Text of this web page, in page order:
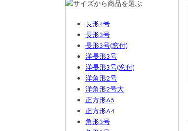
長形4号
長形3号
長形3号(窓付)
洋長形3号
洋長形3号(窓付)
洋角形2号
洋角形2号大
正方形A5
正方形A4
角形3号